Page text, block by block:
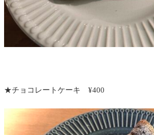
★チョコレートケーキ ¥400